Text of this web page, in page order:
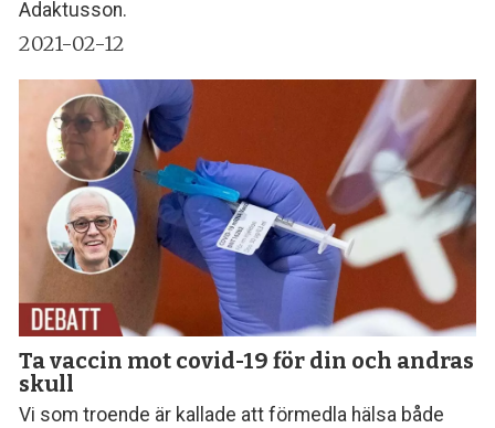
Adaktusson.
2021-02-12
Ta vaccin mot covid-19 för din och andras
skull
Vi som troende är kallade att förmedla hälsa både